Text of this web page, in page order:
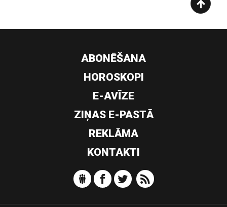
ABONĒŠANA
HOROSKOPI
E-AVĪZE
ZIŅAS E-PASTĀ
REKLĀMA
KONTAKTI